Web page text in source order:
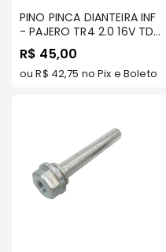
ASX
PINO PINCA DIANTEIRA INF
- PAJERO TR4 2.0 16V TDS
MODELOS - MILTPARTS -
MR334954 MT
R$ 45,00
ouR$ 42,75 no Pix e Boleto